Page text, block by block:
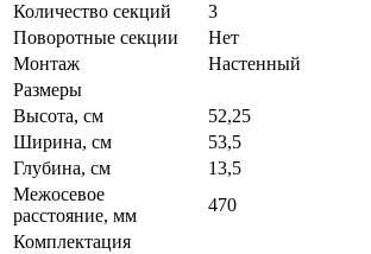
Количество секций
3
Поворотные секции
Нет
Монтаж
Настенный
Размеры
Высота, см
52,25
Ширина, см
53,5
Глубина, см
13,5
Межосевое
расстояние, мм
470
Комплектация